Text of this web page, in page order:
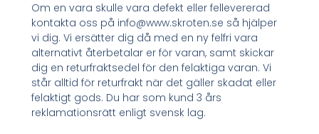
Om en vara skulle vara defekt eller fellevererad
kontakta oss på info@www.skroten.se så hjälper
vi dig. Vi ersätter dig då med en ny felfri vara
alternativt återbetalar er för varan, samt skickar
dig en returfraktsedel för den felaktiga varan. Vi
står alltid för returfrakt när det gäller skadat eller
felaktigt gods. Du har som kund 3 års
reklamationsrätt enligt svensk lag.